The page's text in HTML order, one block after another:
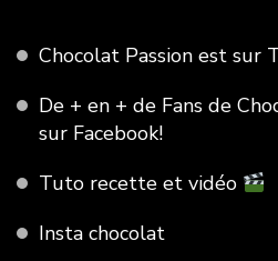
Chocolat Passion est sur
De + en + de Fans de
sur Facebook!
Tuto recette et vidéo
Insta chocolat